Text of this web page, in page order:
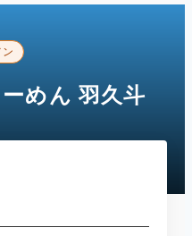
めん 羽久斗